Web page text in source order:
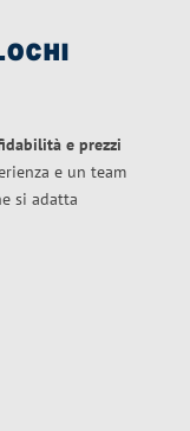
e prezzi
e un team
si adatta